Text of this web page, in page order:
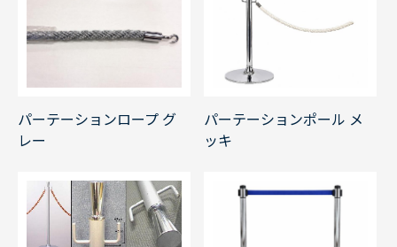
パーテーションロープ グ
レー
パーテーションポール メ
ッキ